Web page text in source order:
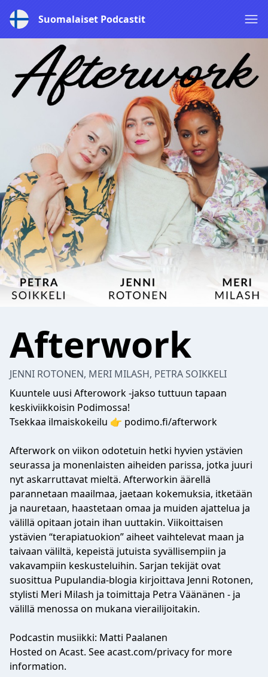
Suomalaiset Podcastit
Afterwork
JENNI ROTONEN, MERI MILASH, PETRA SOIKKELI
Kuuntele uusi Afterowork -jakso tuttuun tapaan
keskiviikkoisin Podimossa!
Tsekkaa ilmaiskokeilu 👉 podimo.fi/afterwork
Afterwork on viikon odotetuin hetki hyvien ystävien
seurassa ja monenlaisten aiheiden parissa, jotka juuri
nyt askarruttavat mieltä. Afterworkin äärellä
parannetaan maailmaa, jaetaan kokemuksia, itketään
ja nauretaan, haastetaan omaa ja muiden ajattelua ja
välillä opitaan jotain ihan uuttakin. Viikoittaisen
ystävien “terapiatuokion” aiheet vaihtelevat maan ja
taivaan väliltä, kepeistä jutuista syvällisempiin ja
vakavampiin keskusteluihin. Sarjan tekijät ovat
suosittua Pupulandia-blogia kirjoittava Jenni Rotonen,
stylisti Meri Milash ja toimittaja Petra Väänänen - ja
välillä menossa on mukana vierailijoitakin.
Podcastin musiikki: Matti Paalanen
Hosted on Acast. See acast.com/privacy for more
information.